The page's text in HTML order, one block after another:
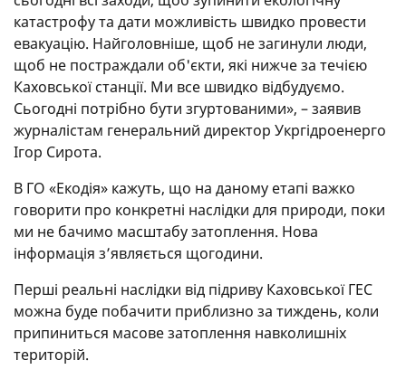
катастрофу та дати можливість швидко провести
евакуацію. Найголовніше, щоб не загинули люди,
щоб не постраждали об'єкти, які нижче за течією
Каховської станції. Ми все швидко відбудуємо.
Сьогодні потрібно бути згуртованими», – заявив
журналістам генеральний директор Укргідроенерго
Ігор Сирота.
В ГО «Екодія» кажуть, що на даному етапі важко
говорити про конкретні наслідки для природи, поки
ми не бачимо масштабу затоплення. Нова
інформація з’являється щогодини.
Перші реальні наслідки від підриву Каховської ГЕС
можна буде побачити приблизно за тиждень, коли
припиниться масове затоплення навколишніх
територій.